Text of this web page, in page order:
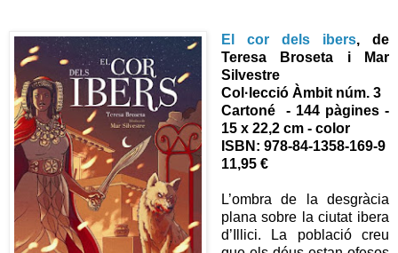
El cor dels ibers, de
Teresa Broseta i Mar
Silvestre
Col·lecció Àmbit núm. 3
Cartoné - 144 pàgines -
15 x 22,2 cm - color
ISBN: 978-84-1358-169-9
11,95 €
L’ombra de la desgràcia
plana sobre la ciutat ibera
d’Illici. La població creu